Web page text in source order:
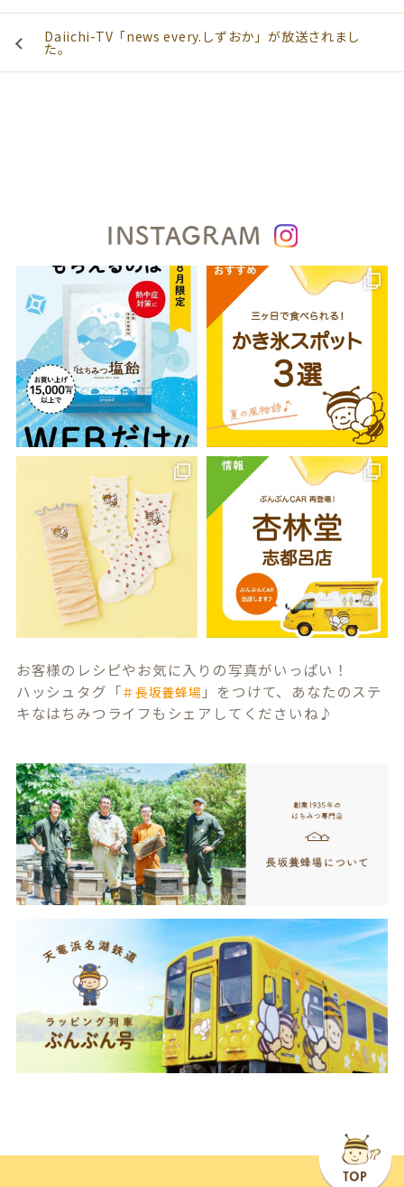
Daiichi-TV「news every.しずおか」が放送されまし
た。
INSTAGRAM
お客様のレシピやお気に入りの写真がいっぱい！
ハッシュタグ「＃長坂養蜂場 」をつけて、あなたのステ
キなはちみつライフもシェアしてくださいね♪